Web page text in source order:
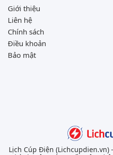
Giới thiệu
Liên hệ
Chính sách
Điều khoản
Bảo mật
Lịch Cúp Điện